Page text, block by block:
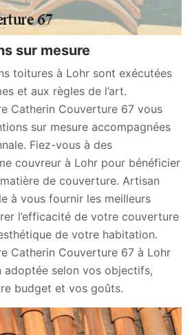
sur mesure
toitures à Lohr sont exécutées
et aux règles de l’art.
Catherin Couverture 67 vous
sur mesure accompagnées
Fiez-vous à des
couvreur à Lohr pour bénéficier
de couverture. Artisan
à vous fournir les meilleurs
l’efficacité de votre couverture
de votre habitation.
Catherin Couverture 67 à Lohr
adoptée selon vos objectifs,
budget et vos goûts.